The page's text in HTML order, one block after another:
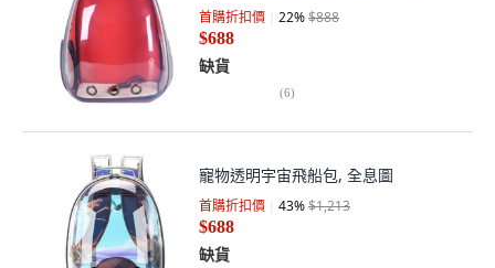
首購折扣價 22%$888
$688
缺貨
(6)
寵物透明宇宙飛船包, 全息圖
首購折扣價 43%$1,213
$688
缺貨